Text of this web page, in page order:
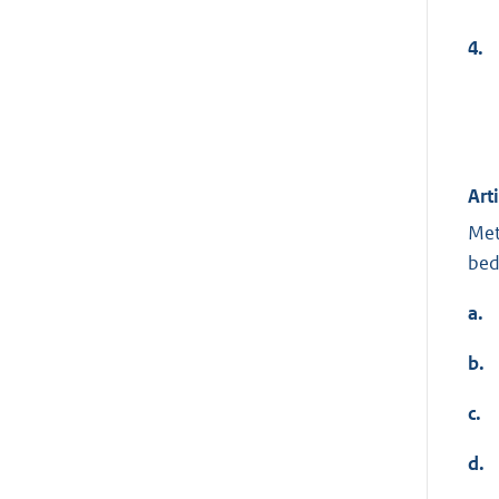
4.
a.
b.
c.
d.